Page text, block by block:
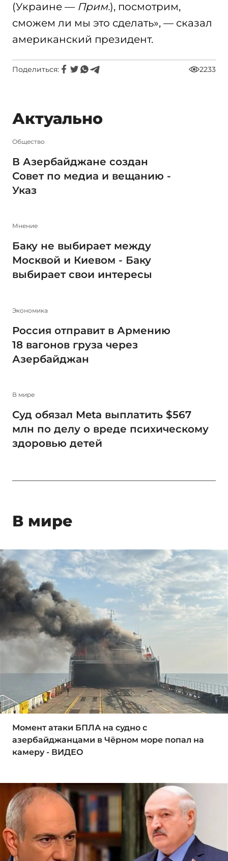
(Украине — Прим.), посмотрим,
сможем ли мы это сделать», — сказал
американский президент.
Поделиться: 2233
Актуально
Общество
В Азербайджане создан
Совет по медиа и вещанию -
Указ
Мнение
Баку не выбирает между
Москвой и Киевом - Баку
выбирает свои интересы
Экономика
Россия отправит в Армению
18 вагонов груза через
Азербайджан
В мире
Суд обязал Meta выплатить $567
млн по делу о вреде психическому
здоровью детей
В мире
Момент атаки БПЛА на судно с
азербайджанцами в Чёрном море попал на
камеру - ВИДЕО